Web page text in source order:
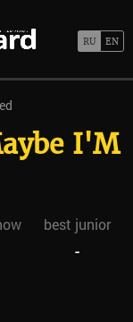
I'M
best junior
-